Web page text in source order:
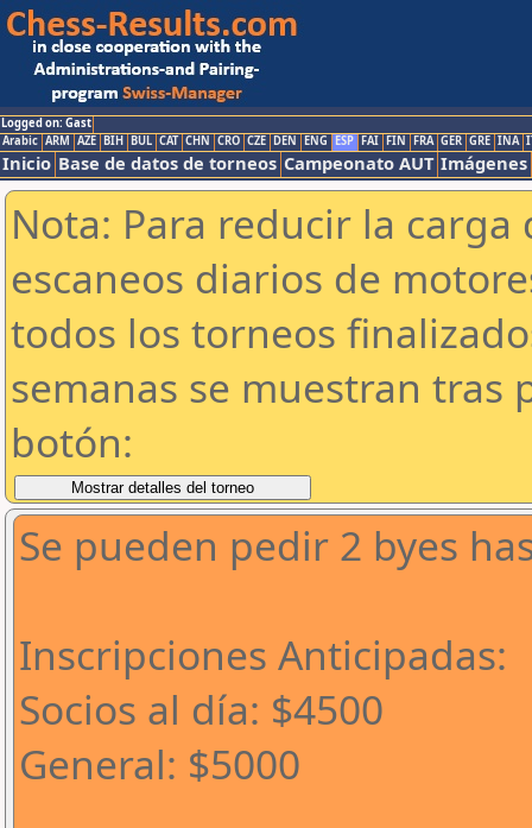
Logged on: Gast
Arabic ARM AZE BIH BUL CAT CHN CRO CZE DEN ENG ESP FAI FIN FRA GER GRE INA
Inicio Base de datos de torneos Campeonato AUT Imágenes
Nota: Para reducir la
escaneos diarios de
todos los torneos
semanas se muestran tras
botón:
Se pueden pedir 2 byes
Inscripciones Anticipadas:
Socios al día: $4500
General: $5000